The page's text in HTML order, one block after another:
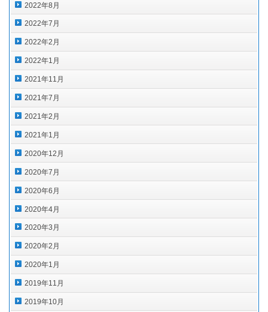
2022年8月
2022年7月
2022年2月
2022年1月
2021年11月
2021年7月
2021年2月
2021年1月
2020年12月
2020年7月
2020年6月
2020年4月
2020年3月
2020年2月
2020年1月
2019年11月
2019年10月